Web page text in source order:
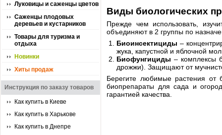
Луковицы и саженцы цветов
Саженцы плодовых
деревьев и кустарников
Товары для туризма и
отдыха
Новинки
Хиты продаж
Инструкция по заказу товаров
Как купить в Киеве
Как купить в Харькове
Как купить в Днепре
Виды биологических
Прежде чем использовать,
объединяют в 2 группы по
Биоинсектициды –
жука, капустной и яблочной
Биофунгициды – комплексы
дрожжи). Защищают от
Берегите любимые растения от
биопрепараты для сада и
гарантией качества.